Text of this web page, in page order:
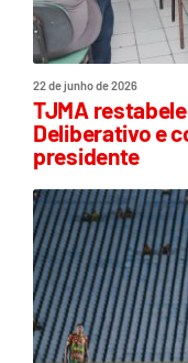
22 de junho de 2026
TJMA
Deliberativo e
presidente